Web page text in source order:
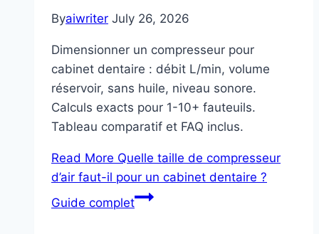
Byaiwriter July 26, 2026
Dimensionner un compresseur pour
cabinet dentaire : débit L/min, volume
réservoir, sans huile, niveau sonore.
Calculs exacts pour 1-10+ fauteuils.
Tableau comparatif et FAQ inclus.
Read More Quelle taille de compresseur
d’air faut-il pour un cabinet dentaire ?
Guide complet